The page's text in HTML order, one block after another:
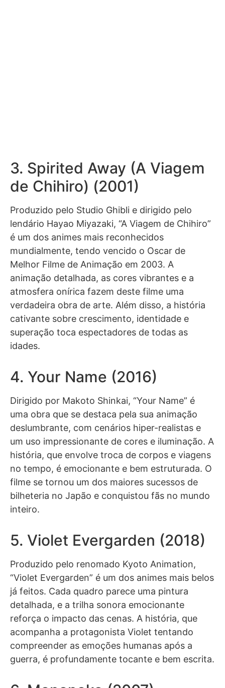
3. Spirited Away (A Viagem
de Chihiro) (2001)
Produzido pelo Studio Ghibli e dirigido pelo
lendário Hayao Miyazaki, “A Viagem de Chihiro”
é um dos animes mais reconhecidos
mundialmente, tendo vencido o Oscar de
Melhor Filme de Animação em 2003. A
animação detalhada, as cores vibrantes e a
atmosfera onírica fazem deste filme uma
verdadeira obra de arte. Além disso, a história
cativante sobre crescimento, identidade e
superação toca espectadores de todas as
idades.
4. Your Name (2016)
Dirigido por Makoto Shinkai, “Your Name” é
uma obra que se destaca pela sua animação
deslumbrante, com cenários hiper-realistas e
um uso impressionante de cores e iluminação. A
história, que envolve troca de corpos e viagens
no tempo, é emocionante e bem estruturada. O
filme se tornou um dos maiores sucessos de
bilheteria no Japão e conquistou fãs no mundo
inteiro.
5. Violet Evergarden (2018)
Produzido pelo renomado Kyoto Animation,
“Violet Evergarden” é um dos animes mais belos
já feitos. Cada quadro parece uma pintura
detalhada, e a trilha sonora emocionante
reforça o impacto das cenas. A história, que
acompanha a protagonista Violet tentando
compreender as emoções humanas após a
guerra, é profundamente tocante e bem escrita.